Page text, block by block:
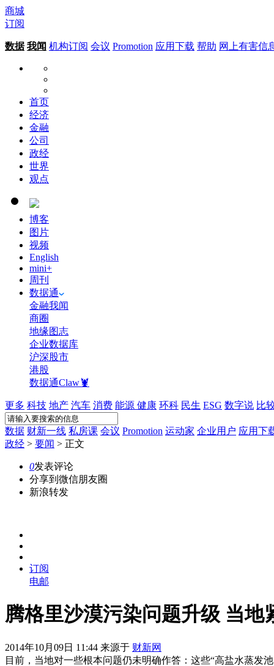
商城
订阅
数据 我闻 机构订阅 会议 Promotion 应用下载 帮助 网上有害信
首页
经济
金融
公司
政经
世界
观点
博客
图片
视频
English
mini+
周刊
数据通
金融我闻
商圈
地缘图志
企业数据库
沪深股市
港股
数据通Claw🦞
更多 科技 地产 汽车 消费 能源 健康 环科 民生 ESG 数字说 比
数据 财新一线 私房课 会议 Promotion 运动家 企业用户 应用下
政经 > 要闻 > 正文
0发表评论
分享到微信朋友圈
新浪转发
订阅
电邮
腾格里沙漠污染问题升级 当
2014年10月09日 11:44 来源于 财新网
目前，当地对一些根本问题仍未明确作答：这些“高盐水蒸发